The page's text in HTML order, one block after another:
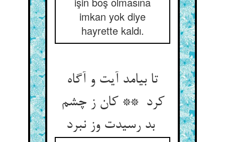
imkan yok diye
hayrette kaldı.
تا بیامد آیت و آگاه
کرد ** کان ز چشم
بد رسیدت وز نبرد